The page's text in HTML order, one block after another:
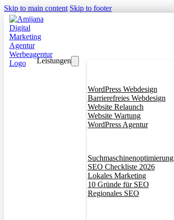
Skip to main content Skip to footer
Leistungen
WordPress Webdesign
Barrierefreies Webdesign
Website Relaunch
Website Wartung
WordPress Agentur
Suchmaschinenoptimierung
SEO Checkliste 2026
Lokales Marketing
10 Gründe für SEO
Regionales SEO